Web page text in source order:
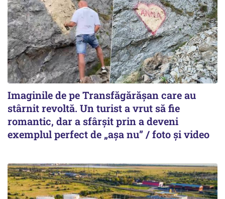
Imaginile de pe Transfăgărășan care au
stârnit revoltă. Un turist a vrut să fie
romantic, dar a sfârșit prin a deveni
exemplul perfect de „așa nu” / foto și video